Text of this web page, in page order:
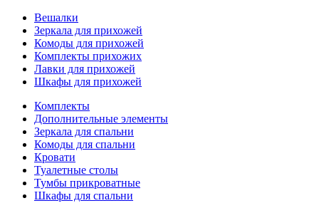
Вешалки
Зеркала для прихожей
Комоды для прихожей
Комплекты прихожих
Лавки для прихожей
Шкафы для прихожей
Комплекты
Дополнительные элементы
Зеркала для спальни
Комоды для спальни
Кровати
Туалетные столы
Тумбы прикроватные
Шкафы для спальни